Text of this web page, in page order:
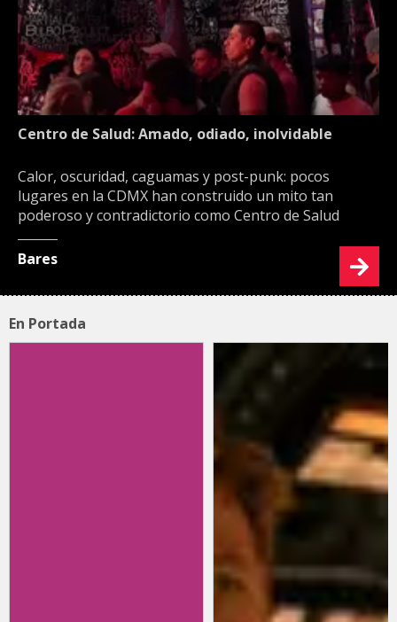
Centro de Salud: Amado, odiado, inolvidable
Calor, oscuridad, caguamas y post-punk: pocos
lugares en la CDMX han construido un mito tan
poderoso y contradictorio como Centro de Salud
Bares
En Portada